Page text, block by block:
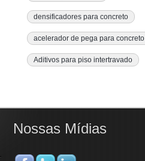
densificadores para concreto
acelerador de pega para concreto
Aditivos para piso intertravado
Nossas Mídias